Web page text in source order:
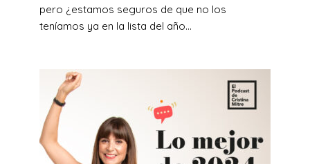
pero ¿estamos seguros de que no los
teníamos ya en la lista del año...